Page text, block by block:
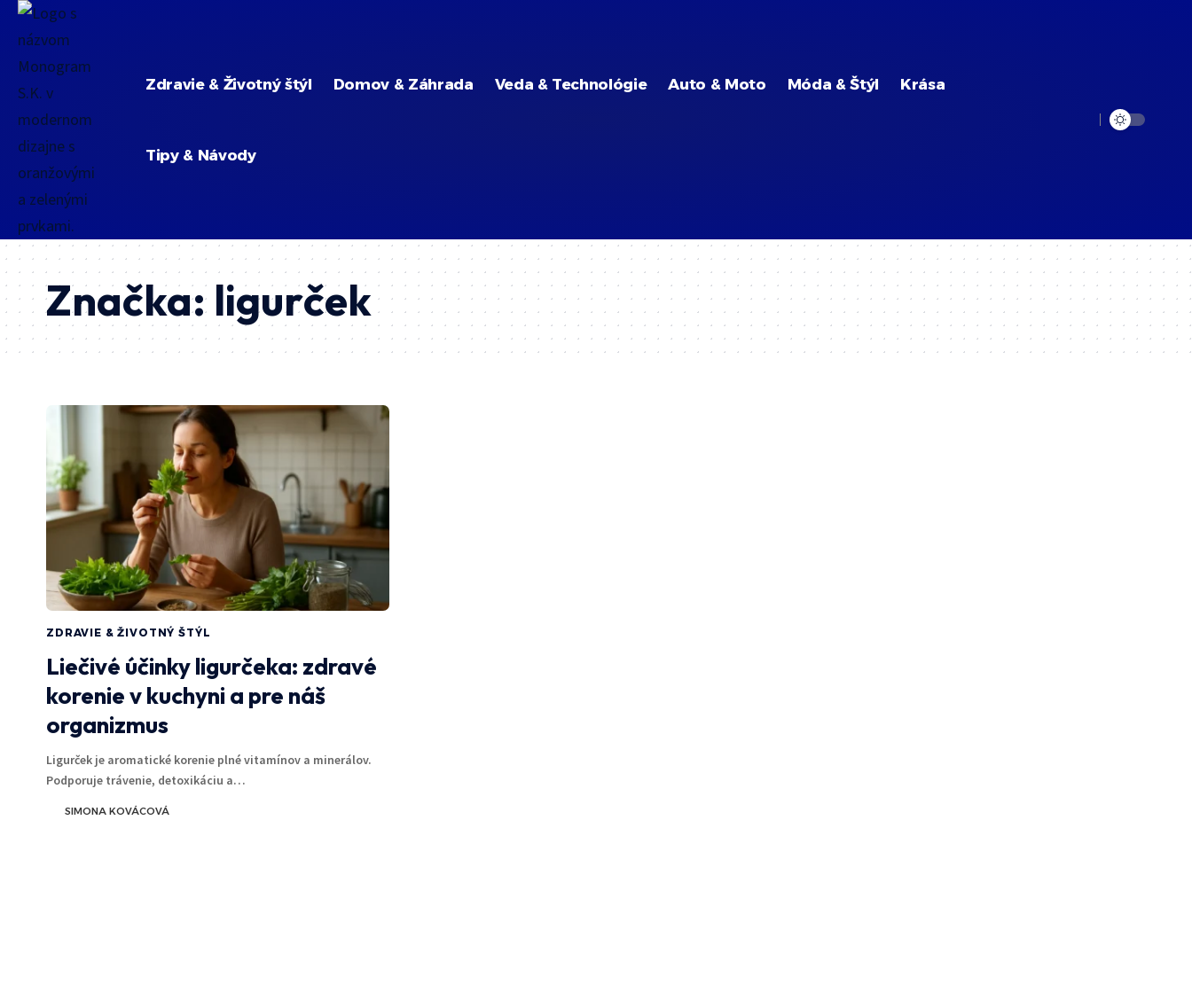
Zdravie & Životný štýl Domov & Záhrada Veda & Technológie Auto & Moto Móda & Štýl Krása
Tipy & Návody
Značka:ligurček
ZDRAVIE & ŽIVOTNÝ ŠTÝL
Liečivé účinky ligurčeka: zdravé
korenie v kuchyni a pre náš
organizmus
Ligurček je aromatické korenie plné vitamínov a minerálov.
Podporuje trávenie, detoxikáciu a…
SIMONA KOVÁCOVÁ